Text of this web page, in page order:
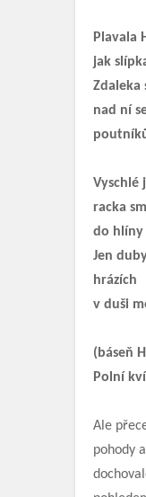
Plavala
jak
Zdaleka
nad ní
Vyschlé
racka
do hlíny
Jen
hrázích
v duši
(báseň
Polní
Ale
pohody